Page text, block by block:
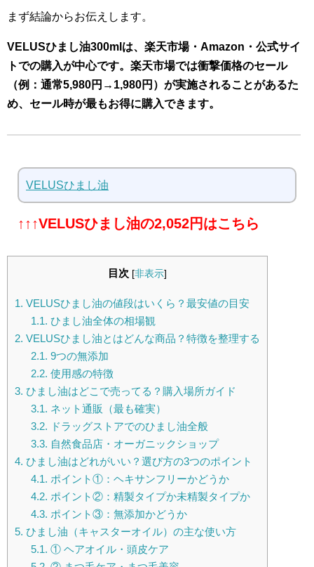
まず結論からお伝えします。
VELUSひまし油300mlは、楽天市場・Amazon・公式サイ
トでの購入が中心です。楽天市場では衝撃価格のセール
（例：通常5,980円→1,980円）が実施されることがあるた
め、セール時が最もお得に購入できます。
VELUSひまし油
↑↑↑VELUSひまし油の2,052円はこちら
目次 [非表示]
1. VELUSひまし油の値段はいくら？最安値の目安
1.1. ひまし油全体の相場観
2. VELUSひまし油とはどんな商品？特徴を整理する
2.1. 9つの無添加
2.2. 使用感の特徴
3. ひまし油はどこで売ってる？購入場所ガイド
3.1. ネット通販（最も確実）
3.2. ドラッグストアでのひまし油全般
3.3. 自然食品店・オーガニックショップ
4. ひまし油はどれがいい？選び方の3つのポイント
4.1. ポイント①：ヘキサンフリーかどうか
4.2. ポイント②：精製タイプか未精製タイプか
4.3. ポイント③：無添加かどうか
5. ひまし油（キャスターオイル）の主な使い方
5.1. ① ヘアオイル・頭皮ケア